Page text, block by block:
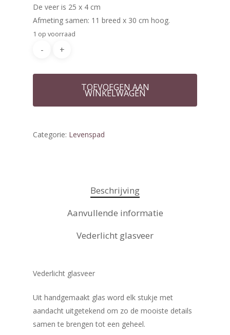
De veer is 25 x 4 cm
Afmeting samen: 11 breed x 30 cm hoog.
1 op voorraad
TOEVOEGEN AAN
WINKELWAGEN
Categorie: Levenspad
Beschrijving
Aanvullende informatie
Vederlicht glasveer
Vederlicht glasveer
Uit handgemaakt glas word elk stukje met
aandacht uitgetekend om zo de mooiste details
samen te brengen tot een geheel.
Contact